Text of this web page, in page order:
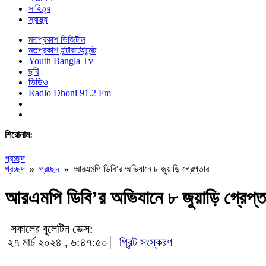
সাহিত্য
স্বাস্থ্য
মতপ্রকাশ ডিজিটাল
মতপ্রকাশ ইন্টারটেইন্মেন্ট
Youth Bangla Tv
ছবি
ভিডিও
Radio Dhoni 91.2 Fm
শিরোনাম:
প্রচ্ছদ
প্রচ্ছদ » প্রচ্ছদ » আরএমপি ডিবি’র অভিযানে ৮ জুয়াড়ি গ্রেপ্তার
আরএমপি ডিবি’র অভিযানে ৮ জুয়াড়ি
সকালের বুলেটিন ডেক্স:
২৭ মার্চ ২০২৪ , ৬:৪৭:৫০
প্রিন্ট সংস্করণ